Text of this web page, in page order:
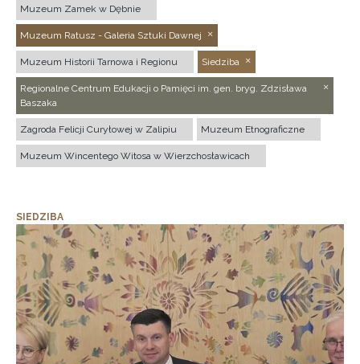
Muzeum Zamek w Dębnie
Muzeum Ratusz - Galeria Sztuki Dawnej
Muzeum Historii Tarnowa i Regionu Siedziba
Regionalne Centrum Edukacji o Pamięci im. gen. bryg. Zdzisława
Baszaka
Zagroda Felicji Curyłowej w Zalipiu Muzeum Etnograficzne
Muzeum Wincentego Witosa w Wierzchosławicach
SIEDZIBA